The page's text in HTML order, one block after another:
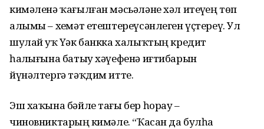
кимәленә ҡағылған мәсьәләне хәл итеүҙең төп
алымы – хеҙмәт етештереүсәнлеген үҫтереү. Ул
шулай уҡ Үҙәк банкка халыҡтың кредит
һаҙлығына батыу хәүефенә иғтибарын
йүнәлтергә тәҡдим итте.
Эш хаҡына бәйле тағы бер һорау –
чиновниктарҙың кимәле. “Ҡасан да булһа